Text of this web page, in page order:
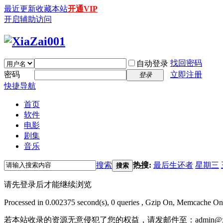
最近更新收藏本站开通VIP
开启辅助访问
自动登录 找回密码
密码
登录
立即注册
快捷导航
首页
软件
电影
剧集
音乐
搜索 搜索 热搜: 最后生还者 星期三
请先登录后才能继续浏览
Processed in 0.002375 second(s), 0 queries , Gzip On, Memcache
若本站收录的资源无意侵犯了您的权益，请发邮件至：